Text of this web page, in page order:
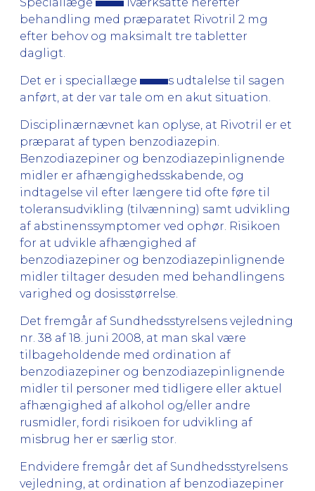
behandling med præparatet Rivotril 2 mg
efter behov og maksimalt tre tabletter
dagligt.
Det er i speciallæge
s udtalelse til sagen
anført, at der var tale om en akut situation.
Disciplinærnævnet kan oplyse, at Rivotril er et
præparat af typen benzodiazepin.
Benzodiazepiner og benzodiazepinlignende
midler er afhængighedsskabende, og
indtagelse vil efter længere tid ofte føre til
toleransudvikling (tilvænning) samt udvikling
af abstinenssymptomer ved ophør. Risikoen
for at udvikle afhængighed af
benzodiazepiner og benzodiazepinlignende
midler tiltager desuden med behandlingens
varighed og dosisstørrelse.
Det fremgår af Sundhedsstyrelsens vejledning
nr. 38 af 18. juni 2008, at man skal være
tilbageholdende med ordination af
benzodiazepiner og benzodiazepinlignende
midler til personer med tidligere eller aktuel
afhængighed af alkohol og/eller andre
rusmidler, fordi risikoen for udvikling af
misbrug her er særlig stor.
Endvidere fremgår det af Sundhedsstyrelsens
vejledning, at ordination af benzodiazepiner